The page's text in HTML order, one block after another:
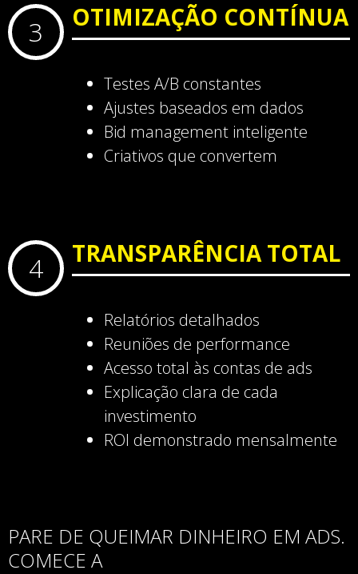
3 OTIMIZAÇÃO CONTÍNUA
Testes A/B constantes
Ajustes baseados em dados
Bid management inteligente
Criativos que convertem
4 TRANSPARÊNCIA TOTAL
Relatórios detalhados
Reuniões de performance
Acesso total às contas de ads
Explicação clara de cada
investimento
ROI demonstrado mensalmente
PARE DE QUEIMAR DINHEIRO EM ADS.
COMECE A